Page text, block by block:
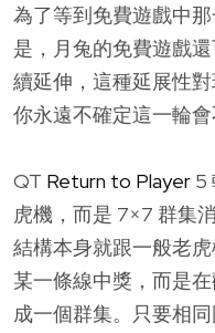
為了等到免費遊戲中
是，月兔的免費遊戲
續延伸，這種延展性
你永遠不確定這一輪會
QT Return to Player 5
虎機，而是 7×7 群集
結構本身就跟一般老
某一條線中獎，而是
成一個群集。只要相